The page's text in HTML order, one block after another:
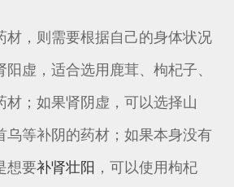
材，则需要根据自己的身体状况
虚，适合选用鹿茸、枸杞子、
材；如果肾阴虚，可以选择山
乌等补阴的药材；如果本身没有
想要补肾壮阳 ，可以使用枸杞